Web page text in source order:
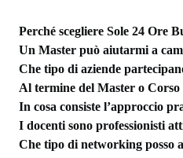
Perché scegliere Sole 24 Ore
Un Master può aiutarmi a
Che tipo di aziende
Al termine del Master o
In cosa consiste l’approccio
I docenti sono professionisti
Che tipo di networking posso